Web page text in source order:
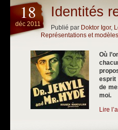
18
déc 2011
Identités
Publié par Doktor Igor,
Représentations et modèles
Où
esprit
de
moi.
Lire